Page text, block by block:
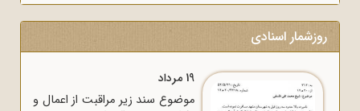
روزشمار اسنادی
19 مرداد
موضوع سند زیر مراقبت از اعمال و